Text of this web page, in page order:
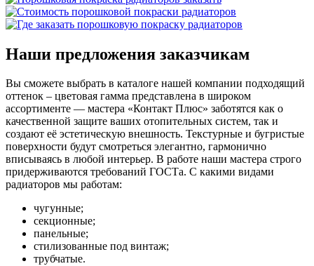
Наши предложения заказчикам
Вы сможете выбрать в каталоге нашей компании подходящий
оттенок – цветовая гамма представлена в широком
ассортименте — мастера «Контакт Плюс» заботятся как о
качественной защите ваших отопительных систем, так и
создают её эстетическую внешность. Текстурные и бугристые
поверхности будут смотреться элегантно, гармонично
вписываясь в любой интерьер. В работе наши мастера строго
придерживаются требований ГОСТа. С какими видами
радиаторов мы работам:
чугунные;
секционные;
панельные;
стилизованные под винтаж;
трубчатые.